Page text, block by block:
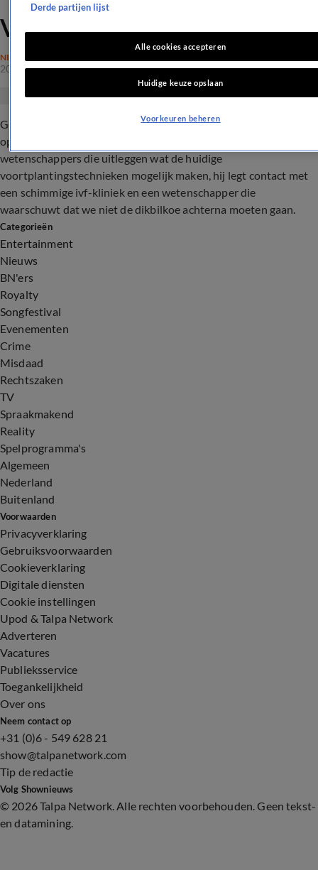
Van DNA tot Z
NIEUWS
20 aug 2017, 05:30
Gentech en de designerbaby: komen er in de toekomst baby's
op bestelling? Ajouads zoektocht voert hem langs
wetenschappers die uitleggen wat de huidige
voortplantingstechnieken mogelijk maken, hij legt contact met
een schimmige ivf-kliniek en een wetenschapper die
waarschuwt dat we niet de dikbilkoe achterna moeten gaan.
Categorieën
Entertainment
Nieuws
BN'ers
Royalty
Songfestival
Evenementen
Crime
Misdaad
Rechtszaken
TV
Spraakmakend
Reality
Spelprogramma's
Algemeen
Nederland
Buitenland
Voorwaarden
Privacyverklaring
Gebruiksvoorwaarden
Cookieverklaring
Digitale diensten
Cookie instellingen
Upod & Talpa Network
Adverteren
Vacatures
Publieksservice
Toegankelijkheid
Over ons
Neem contact op
+31 (0)6 - 549 628 21
show@talpanetwork.com
Tip de redactie
Volg Shownieuws
© 2026 Talpa Network. Alle rechten voorbehouden. Geen tekst-
en datamining.
Derde partijen lijst
Alle cookies accepteren
Huidige keuze opslaan
Voorkeuren beheren